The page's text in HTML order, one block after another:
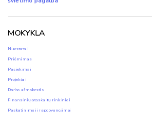
MOKYKLA
Nuostatai
Priėmimas
Pasiekimai
Projektai
Darbo užmokestis
Finansinių ataskaitų rinkiniai
Paskatinimai ir apdovanojimai